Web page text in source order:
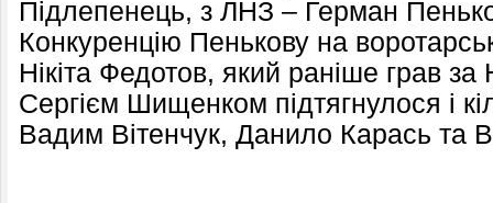
Підлепенець, з ЛНЗ – Герман
Конкуренцію Пенькову на
Нікіта Федотов, який раніше грав
Сергієм Шищенком підтягнулося і
Вадим Вітенчук, Данило Карась та